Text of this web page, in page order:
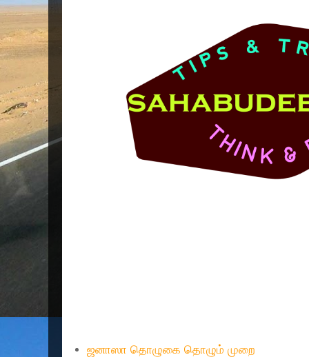
ஜனாஸா தொழுகை தொழும் முறை